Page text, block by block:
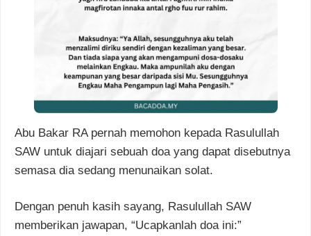
Abu Bakar RA pernah memohon kepada Rasulullah
SAW untuk diajari sebuah doa yang dapat disebutnya
semasa dia sedang menunaikan solat.
Dengan penuh kasih sayang, Rasulullah SAW
memberikan jawapan, “Ucapkanlah doa ini:”